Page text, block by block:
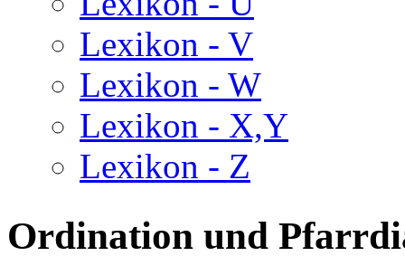
Lexikon - V
Lexikon - W
Lexikon - X,Y
Lexikon - Z
Ordination und